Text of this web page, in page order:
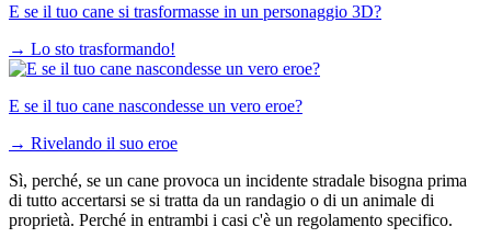
E se il tuo cane si trasformasse in un personaggio 3D?
→ Lo sto trasformando!
E se il tuo cane nascondesse un vero eroe?
→ Rivelando il suo eroe
Sì, perché, se un cane provoca un incidente stradale bisogna prima
di tutto accertarsi se si tratta da un randagio o di un animale di
proprietà. Perché in entrambi i casi c'è un regolamento specifico.